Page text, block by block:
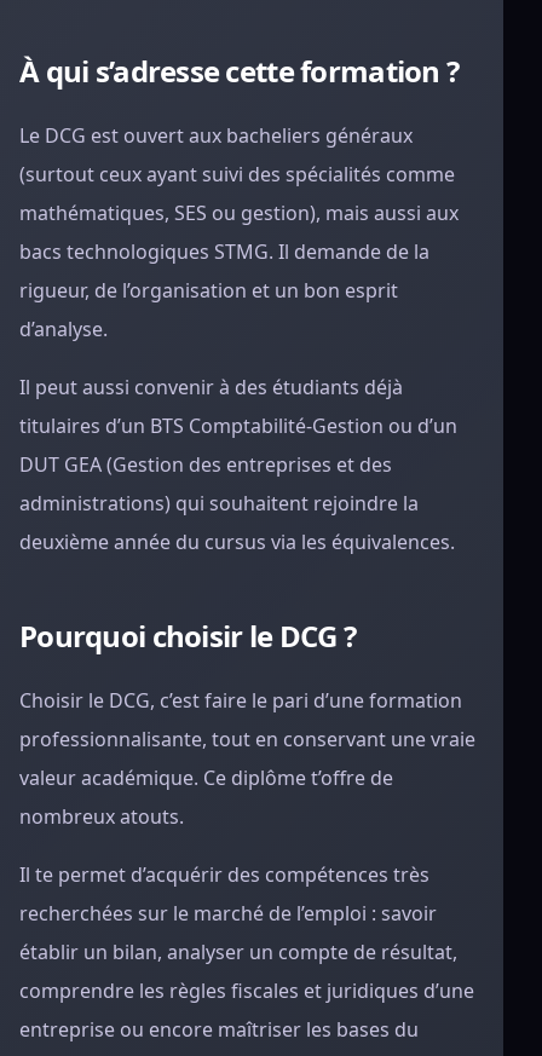
À qui s’adresse cette formation ?
Le DCG est ouvert aux bacheliers généraux
(surtout ceux ayant suivi des spécialités comme
mathématiques, SES ou gestion), mais aussi aux
bacs technologiques STMG. Il demande de la
rigueur, de l’organisation et un bon esprit
d’analyse.
Il peut aussi convenir à des étudiants déjà
titulaires d’un BTS Comptabilité-Gestion ou d’un
DUT GEA (Gestion des entreprises et des
administrations) qui souhaitent rejoindre la
deuxième année du cursus via les équivalences.
Pourquoi choisir le DCG ?
Choisir le DCG, c’est faire le pari d’une formation
professionnalisante, tout en conservant une vraie
valeur académique. Ce diplôme t’offre de
nombreux atouts.
Il te permet d’acquérir des compétences très
recherchées sur le marché de l’emploi : savoir
établir un bilan, analyser un compte de résultat,
comprendre les règles fiscales et juridiques d’une
entreprise ou encore maîtriser les bases du